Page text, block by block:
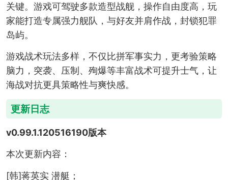
关键。游戏可驾驶多款造型战舰，操作自由度高，玩
家能打造专属强力舰队，与好友并肩作战，封锁犯罪
岛屿。
游戏战术玩法多样，不仅比拼军事实力，更考验策略
脑力，突袭、压制、殉爆等丰富战术可提升士气，让
海战对抗更具策略性与爽快感。
更新日志
v0.99.1.120516190版本
本次更新内容：
[韩]蒋英实 潜艇；